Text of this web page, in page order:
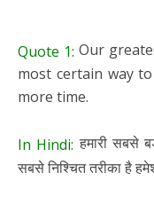
Quote 1: Our
most certain way
more time.
In Hindi: हमारी सबसे
सबसे निश्चित तरीका है